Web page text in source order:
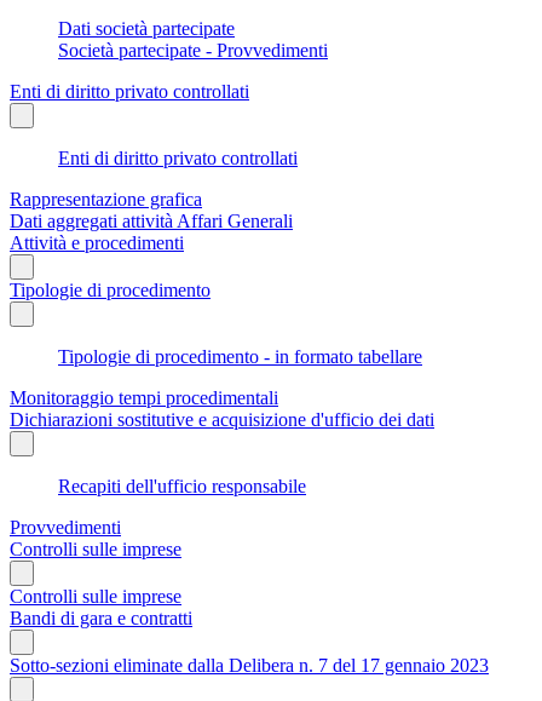
Dati società partecipate
Società partecipate - Provvedimenti
Enti di diritto privato controllati
Enti di diritto privato controllati
Rappresentazione grafica
Dati aggregati attività Affari Generali
Attività e procedimenti
Tipologie di procedimento
Tipologie di procedimento - in formato tabellare
Monitoraggio tempi procedimentali
Dichiarazioni sostitutive e acquisizione d'ufficio dei dati
Recapiti dell'ufficio responsabile
Provvedimenti
Controlli sulle imprese
Controlli sulle imprese
Bandi di gara e contratti
Sotto-sezioni eliminate dalla Delibera n. 7 del 17 gennaio 2023